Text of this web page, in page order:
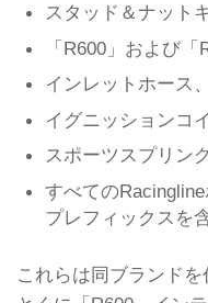
スタッド＆ナット
「R600」および
インレットホース
イグニッションコ
スポーツスプリン
すべての
プレフィックスを含
これらは同ブランドを